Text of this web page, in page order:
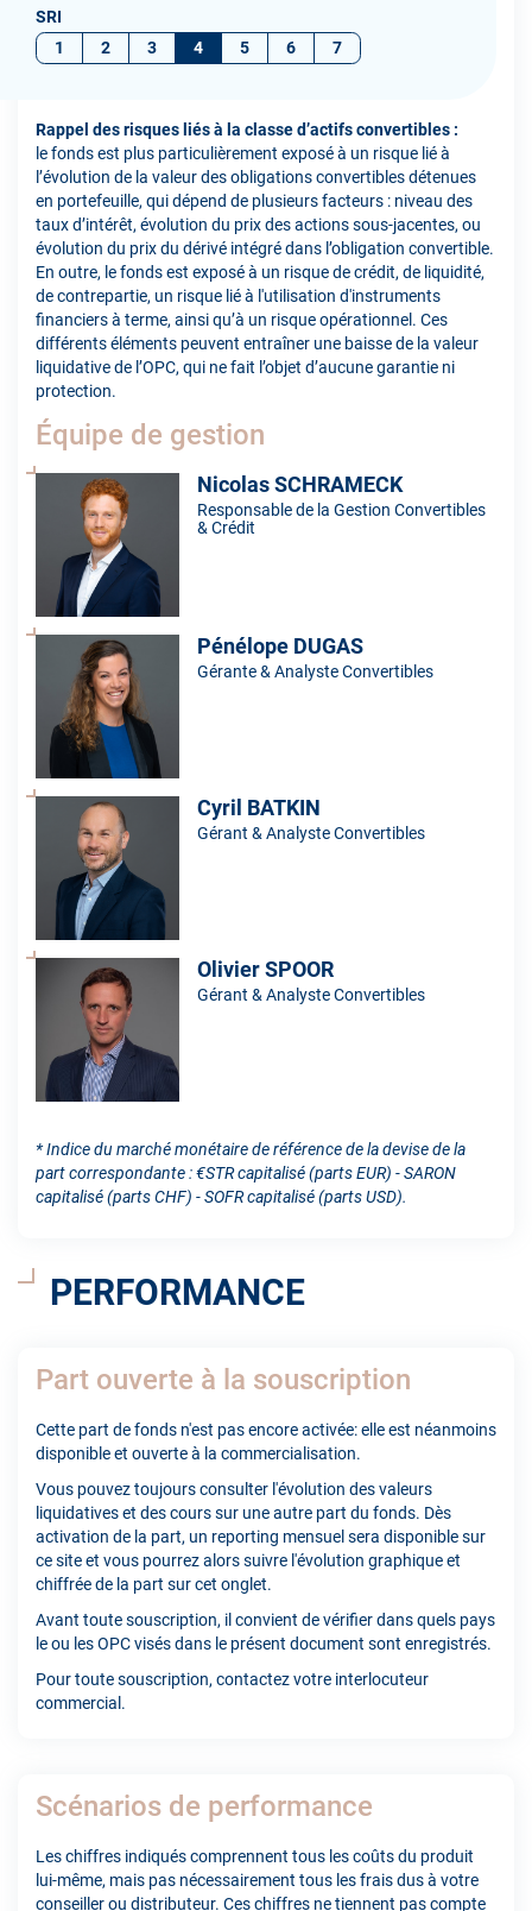
SRI
1
2 3 4 5 6 7
Rappel des risques liés à la classe d’actifs convertibles :
le fonds est plus particulièrement exposé à un risque lié à
l’évolution de la valeur des obligations convertibles détenues
en portefeuille, qui dépend de plusieurs facteurs : niveau des
taux d’intérêt, évolution du prix des actions sous-jacentes, ou
évolution du prix du dérivé intégré dans l’obligation convertible.
En outre, le fonds est exposé à un risque de crédit, de liquidité,
de contrepartie, un risque lié à l'utilisation d'instruments
financiers à terme, ainsi qu’à un risque opérationnel. Ces
différents éléments peuvent entraîner une baisse de la valeur
liquidative de l’OPC, qui ne fait l’objet d’aucune garantie ni
protection.
Équipe de gestion
Nicolas SCHRAMECK
Responsable de la Gestion Convertibles
& Crédit
Pénélope DUGAS
Gérante & Analyste Convertibles
Cyril BATKIN
Gérant & Analyste Convertibles
Olivier SPOOR
Gérant & Analyste Convertibles
* Indice du marché monétaire de référence de la devise de la
part correspondante : €STR capitalisé (parts EUR) - SARON
capitalisé (parts CHF) - SOFR capitalisé (parts USD).
PERFORMANCE
Part ouverte à la souscription
Cette part de fonds n'est pas encore activée: elle est néanmoins
disponible et ouverte à la commercialisation.
Vous pouvez toujours consulter l'évolution des valeurs
liquidatives et des cours sur une autre part du fonds. Dès
activation de la part, un reporting mensuel sera disponible sur
ce site et vous pourrez alors suivre l'évolution graphique et
chiffrée de la part sur cet onglet.
Avant toute souscription, il convient de vérifier dans quels pays
le ou les OPC visés dans le présent document sont enregistrés.
Pour toute souscription, contactez votre interlocuteur
commercial.
Scénarios de performance
Les chiffres indiqués comprennent tous les coûts du produit
lui-même, mais pas nécessairement tous les frais dus à votre
conseiller ou distributeur. Ces chiffres ne tiennent pas compte